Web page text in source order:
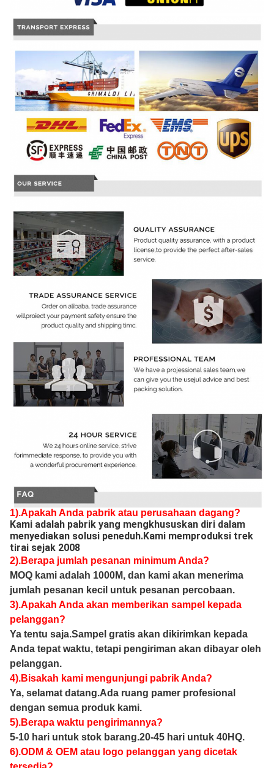
1).Apakah Anda pabrik atau perusahaan dagang?
Kami adalah pabrik yang mengkhususkan diri dalam
menyediakan solusi peneduh.Kami memproduksi trek
tirai sejak 2008
2).Berapa jumlah pesanan minimum Anda?
MOQ kami adalah 1000M, dan kami akan menerima
jumlah pesanan kecil untuk pesanan percobaan.
3).Apakah Anda akan memberikan sampel kepada
pelanggan?
Ya tentu saja.Sampel gratis akan dikirimkan kepada
Anda tepat waktu, tetapi pengiriman akan dibayar oleh
pelanggan.
4).Bisakah kami mengunjungi pabrik Anda?
Ya, selamat datang.Ada ruang pamer profesional
dengan semua produk kami.
5).Berapa waktu pengirimannya?
5-10 hari untuk stok barang.20-45 hari untuk 40HQ.
6).ODM & OEM atau logo pelanggan yang dicetak